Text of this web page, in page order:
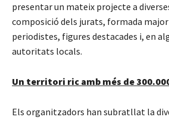
presentar un mateix projecte a
composició dels jurats, formada
periodistes, figures destacades i, en
autoritats locals.
Un territori ric amb més de
Els organitzadors han subratllat la